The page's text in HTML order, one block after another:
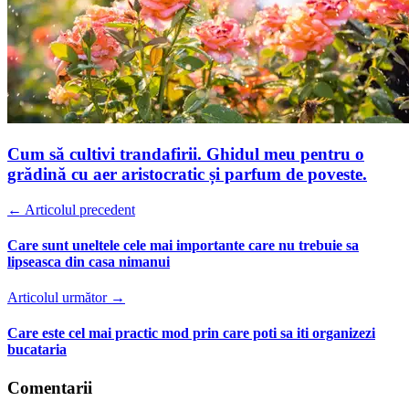
Cum să cultivi trandafirii. Ghidul meu pentru o
grădină cu aer aristocratic și parfum de poveste.
← Articolul precedent
Care sunt uneltele cele mai importante care nu trebuie sa
lipseasca din casa nimanui
Articolul următor →
Care este cel mai practic mod prin care poti sa iti organizezi
bucataria
Comentarii